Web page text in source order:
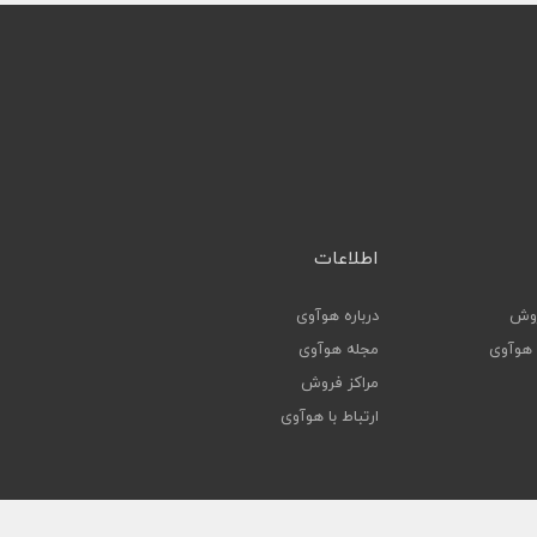
هوآوی
اطلاعات
درباره هوآوی
مجله هوآوی
مراکز فروش
ارتباط با هوآوی